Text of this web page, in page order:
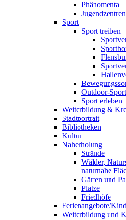
Phänomenta
Sport
Sport treiben
Outdoor-
Sport erleben
Weiterbildung &
Stadtportrait
Bibliotheken
Kultur
Naherholung
Strände
Wälder,
naturnahe
Gärten und
Plätze
Friedhöfe
Ferienangebote/
Weiterbildung und